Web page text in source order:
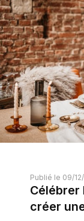
Publié le 09/
Célébrer
créer